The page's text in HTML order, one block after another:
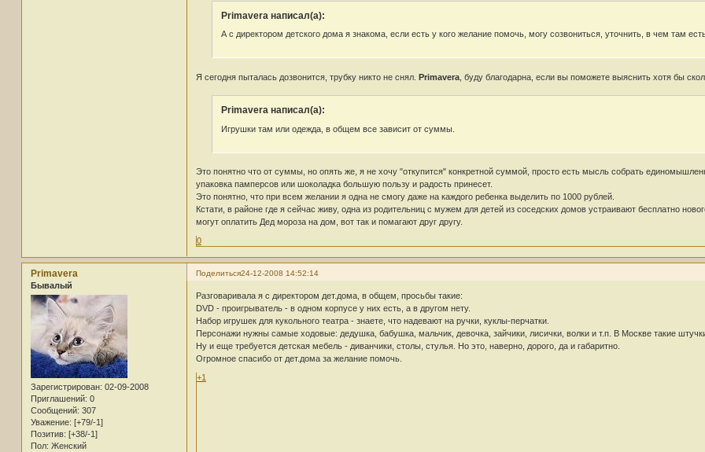
Primavera написал(а):
А с директором детского дома я знакома, если есть у кого желание помочь, могу созвониться, уточнить, в чем там
Я сегодня пыталась дозвонится, трубку никто не снял. Primavera, буду благодарна, если вы поможете выяснить хотя бы
Primavera написал(а):
Игрушки там или одежда, в общем все зависит от суммы.
Это понятно что от суммы, но опять же, я не хочу "откупится" конкретной суммой, просто есть мысль собрать
упаковка памперсов или шоколадка большую пользу и радость принесет.
Это понятно, что при всем желании я одна не смогу даже на каждого ребенка выделить по 1000 рублей.
Кстати, в районе где я сейчас живу, одна из родительниц с мужем для детей из соседских домов устраивают бесплатно
могут оплатить Дед мороза на дом, вот так и помагают друг другу.
0
Поделиться24-12-2008 14:52:14
Primavera
Бывалый
Зарегистрирован: 02-09-2008
Приглашений: 0
Сообщений: 307
Уважение: [+79/-1]
Позитив: [+38/-1]
Пол: Женский
Разговаривала я с директором дет.дома, в общем, просьбы такие:
DVD - проигрыватель - в одном корпусе у них есть, а в другом нету.
Набор игрушек для кукольного театра - знаете, что надевают на ручки, куклы-перчатки.
Персонажи нужны самые ходовые: дедушка, бабушка, мальчик, девочка, зайчики, лисички, волки и т.п. В Москве такие
Ну и еще требуется детская мебель - диванчики, столы, стулья. Но это, наверно, дорого, да и габаритно.
Огромное спасибо от дет.дома за желание помочь.
+1